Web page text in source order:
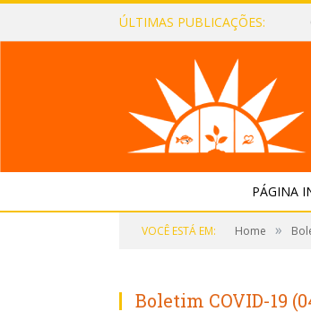
ÚLTIMAS PUBLICAÇÕES:
PÁGINA
VOCÊ ESTÁ EM: Home »
Boletim COVID-19